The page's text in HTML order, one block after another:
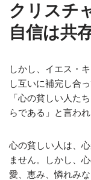
クリスチ
自信は共
しかし、イエス・
し互いに補完し合
「心の貧しい人た
らである」と言われ
心の貧しい人は、
ません。しかし、
愛、恵み、憐れみ